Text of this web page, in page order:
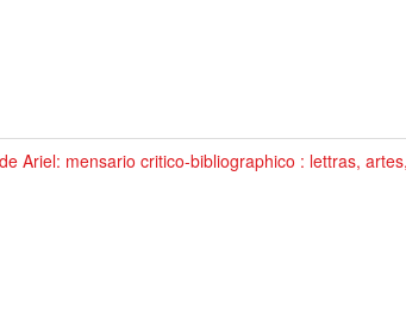
Ariel: mensario critico-bibliographico : lettras,